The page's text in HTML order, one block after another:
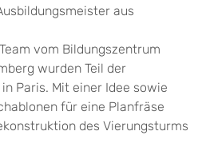
aus
vom Bildungszentrum
wurden Teil der
Paris. Mit einer Idee sowie
für eine Planfräse
des Vierungsturms